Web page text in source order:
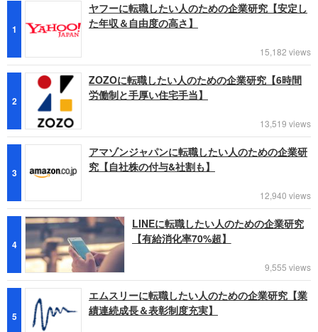
1
ヤフーに転職したい人のための企業研究【安定し
た年収＆自由度の高さ】
15,182 views
2
ZOZOに転職したい人のための企業研究【6時間
労働制と手厚い住宅手当】
13,519 views
3
アマゾンジャパンに転職したい人のための企業研
究【自社株の付与&社割も】
12,940 views
4
LINEに転職したい人のための企業研究
【有給消化率70%超】
9,555 views
5
エムスリーに転職したい人のための企業研究【業
績連続成長＆表彰制度充実】